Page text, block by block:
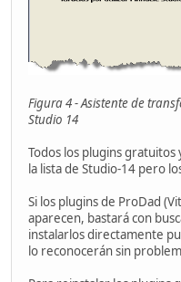
Figura 4 - Asistente de
Studio 14
Todos los plugins
la lista de Studio-14 pero
Si los plugins de ProDad
aparecen, bastará con
instalarlos directamente
lo reconocerán sin